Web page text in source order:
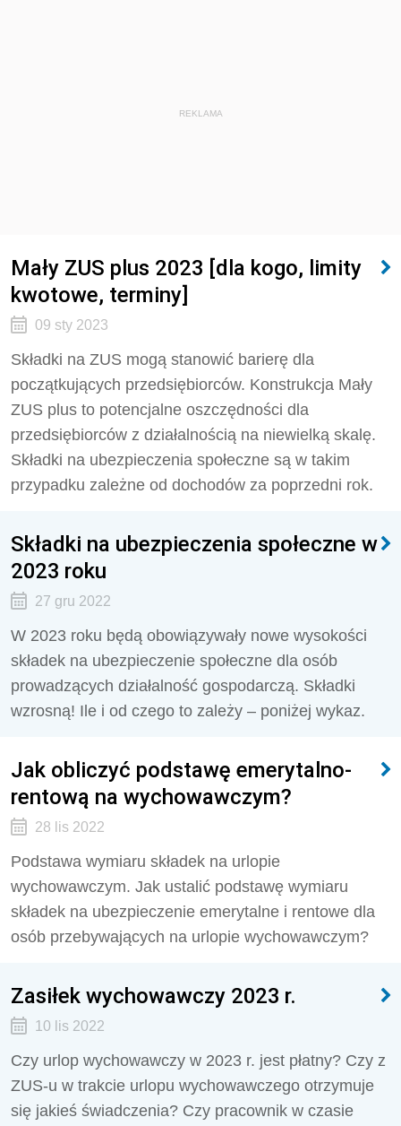
REKLAMA
Mały ZUS plus 2023 [dla kogo, limity
kwotowe, terminy]
09 sty 2023
Składki na ZUS mogą stanowić barierę dla
początkujących przedsiębiorców. Konstrukcja Mały
ZUS plus to potencjalne oszczędności dla
przedsiębiorców z działalnością na niewielką skalę.
Składki na ubezpieczenia społeczne są w takim
przypadku zależne od dochodów za poprzedni rok.
Składki na ubezpieczenia społeczne w
2023 roku
27 gru 2022
W 2023 roku będą obowiązywały nowe wysokości
składek na ubezpieczenie społeczne dla osób
prowadzących działalność gospodarczą. Składki
wzrosną! Ile i od czego to zależy – poniżej wykaz.
Jak obliczyć podstawę emerytalno-
rentową na wychowawczym?
28 lis 2022
Podstawa wymiaru składek na urlopie
wychowawczym. Jak ustalić podstawę wymiaru
składek na ubezpieczenie emerytalne i rentowe dla
osób przebywających na urlopie wychowawczym?
Zasiłek wychowawczy 2023 r.
10 lis 2022
Czy urlop wychowawczy w 2023 r. jest płatny? Czy z
ZUS-u w trakcie urlopu wychowawczego otrzymuje
się jakieś świadczenia? Czy pracownik w czasie